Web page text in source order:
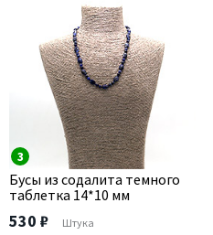
3
Бусы из содалита темного
таблетка 14*10 мм
530 ₽ Штука